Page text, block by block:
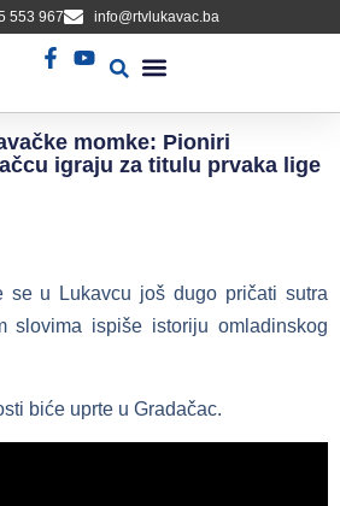
553 967 info@rtvlukavac.ba
momke: Pioniri
igraju za titulu prvaka lige
se u Lukavcu još dugo pričati sutra
slovima ispiše istoriju omladinskog
biće uprte u Gradačac.